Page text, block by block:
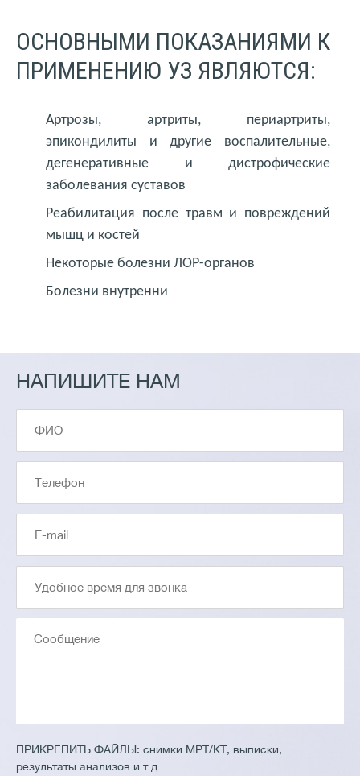
ОСНОВНЫМИ ПОКАЗАНИЯМИ К
ПРИМЕНЕНИЮ УЗ ЯВЛЯЮТСЯ:
Артрозы, артриты, периартриты,
эпикондилиты и другие воспалительные,
дегенеративные и дистрофические
заболевания суставов
Реабилитация после травм и повреждений
мышц и костей
Некоторые болезни ЛОР-органов
Болезни внутренни
НАПИШИТЕ НАМ
ПРИКРЕПИТЬ ФАЙЛЫ: снимки МРТ/КТ, выписки,
результаты анализов и т д